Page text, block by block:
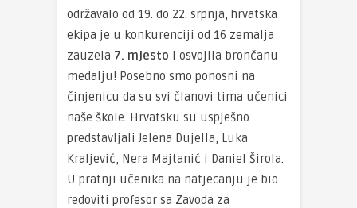
održavalo od 19. do 22. srpnja, hrvatska
ekipa je u konkurenciji od 16 zemalja
zauzela 7. mjesto i osvojila brončanu
medalju! Posebno smo ponosni na
činjenicu da su svi članovi tima učenici
naše škole. Hrvatsku su uspješno
predstavljali Jelena Dujella, Luka
Kraljević, Nera Majtanić i Daniel Širola.
U pratnji učenika na natjecanju je bio
redoviti profesor sa Zavoda za